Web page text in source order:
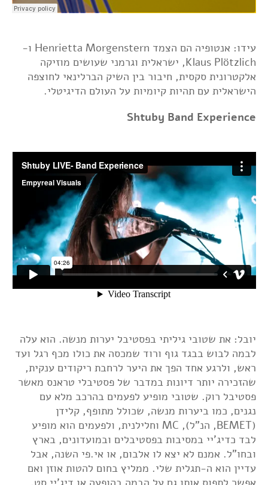
עידו: אנטופיה הם הצמד Henrietta Morgenstern ו-
Klaus Plötzlich, ישראלית וגרמני שעושים מוזיקה
אלקטרונית סקסית, חיבור בין השיק הברלינאי לחוצפה
הישראלית עם תהיות קיומיות על העולם הדיגיטלי.
Shtuby Band Experience
יובל: את שטובי גיליתי בפסטיבל יערות מנשה. הוא עלה
לבמה לבוש בבגד גוף ורוד שמכסה את כולו מכף רגל ועד
ראש, ולרגע אחד הפך את היער לרחבת ריקודים ענקית,
שהזכירה יותר דיונות במדבר של פסטיבלי טראנס מאשר
פסטיבל רוק. שטובי מופיע לפעמים בהרכב מלא עם
נגנים, כמו ביערות מנשה, שכולל מתופף, קלידן
(BEMET, הנ"ל), MC וחלילנית, ולפעמים הוא מופיע
לבד כדיג'יי במסיבות בפסטיבלים ובמועדונים, בארץ
ובחו"ל. אמנם לא יצא לו אלבום, או אי.פי השנה, אבל
עדיין הוא ה-תגלית שלי. ממליץ בחום להטות אוזן ואם